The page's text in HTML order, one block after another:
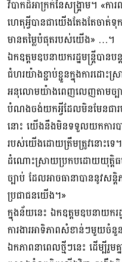
វិបាកដ៏អាក្រក់នៃសង្គ្រាម។ «ក
ហេតុអ្វីបានជាយើងតែងតែចាត់ទុ
មានតម្លៃបំផុតរបស់យើង» …។
ឯកឧត្តមឧបនាយករដ្ឋមន្រ្តីបានប
ជំហរយ៉ាងខ្ជាប់ខ្ជួនក្នុងការដោះ
អនុលោមយ៉ាងពេញលេញតាមច្បា
បំណងចង់យកអ្វីដែលមិនមែនជារ
នោះ យើងនឹងមិនទទួលយកការបា
របស់យើងដោយត្រឹមត្រូវនោះទេ
ដំណោះស្រាយប្រកបដោយយុត្តិ
ច្បាប់ ដែលអាចធានាបាននូវសន្
ប្រជាជនយើង។»
ក្នុងន័យនេះ ឯកឧត្តមឧបនាយករ
ការងារអាទិភាពសំខាន់ៗមួយចំនួ
ឯកភាពនាពេលថ្មីៗនេះ ដើម្បីរួម